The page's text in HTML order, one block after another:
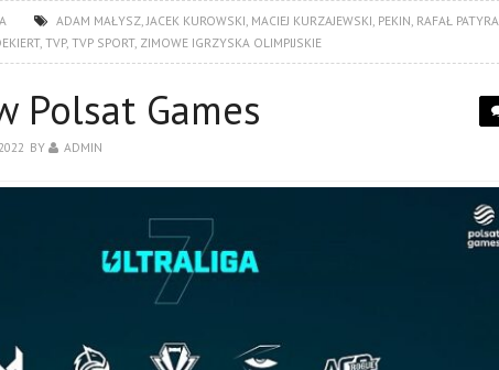
ADAM MAŁYSZ, JACEK KUROWSKI MACIEJ KURZAJEWSKI PEKIN RAFAŁ PATYRA
, TVP, TVP SPORT, ZIMOWE IGRZYSKA OLIMPIJSKIE
Polsat Games
BY ADMIN